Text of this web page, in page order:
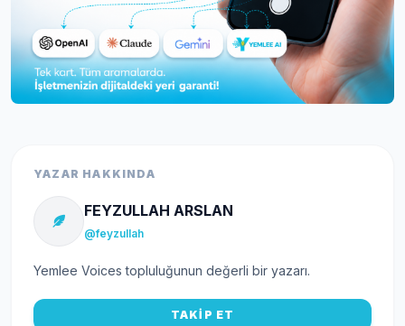
YAZAR HAKKINDA
FEYZULLAH ARSLAN
@feyzullah
Yemlee Voices topluluğunun değerli bir yazarı.
TAKİP ET